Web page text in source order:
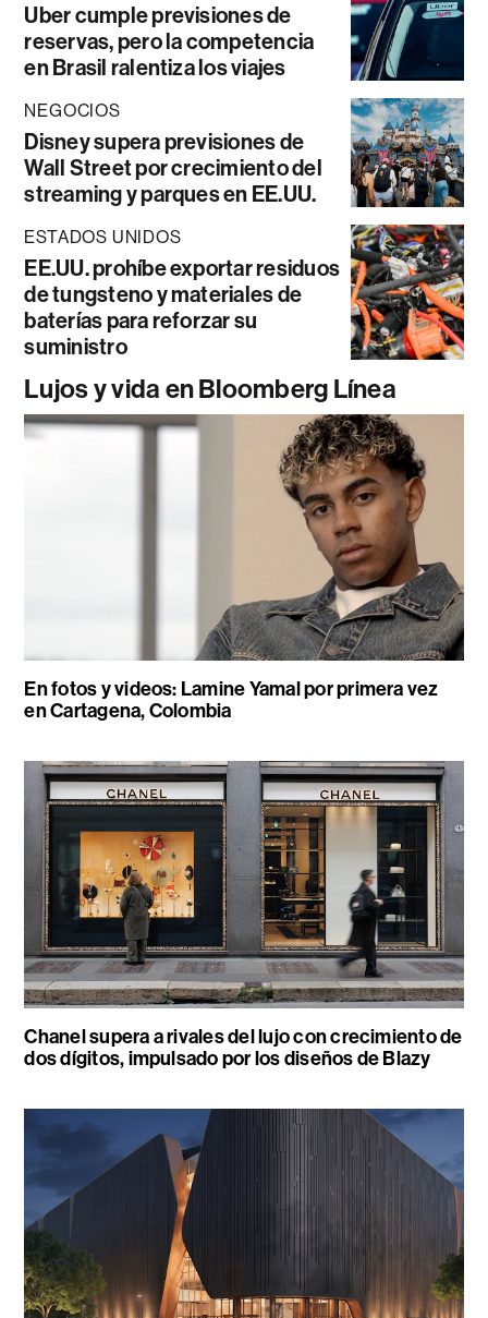
Uber cumple previsiones de
reservas, pero la competencia
en Brasil ralentiza los viajes
NEGOCIOS
Disney supera previsiones de
Wall Street por crecimiento del
streaming y parques en EE.UU.
ESTADOS UNIDOS
EE.UU. prohíbe exportar residuos
de tungsteno y materiales de
baterías para reforzar su
suministro
Lujos y vida en Bloomberg Línea
En fotos y videos: Lamine Yamal por primera vez
en Cartagena, Colombia
Chanel supera a rivales del lujo con crecimiento de
dos dígitos, impulsado por los diseños de Blazy